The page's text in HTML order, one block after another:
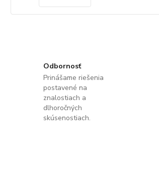
Odbornosť
Prinášame riešenia
postavené na
znalostiach a
dlhoročných
skúsenostiach.